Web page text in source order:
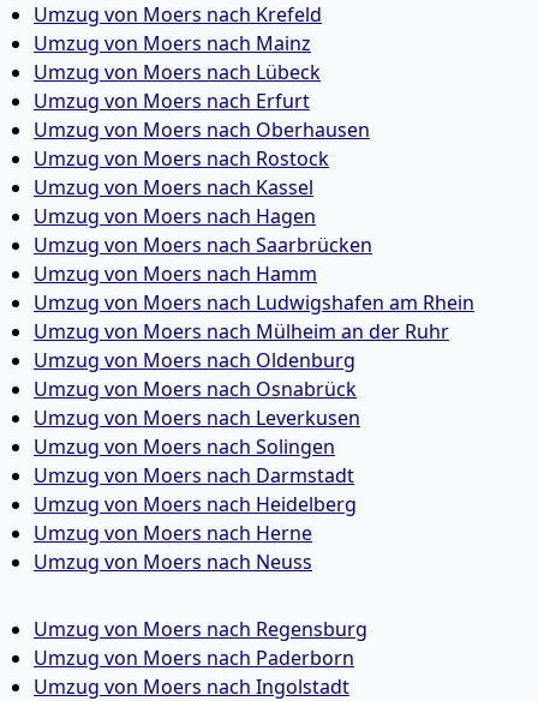
Umzug von Moers nach Krefeld
Umzug von Moers nach Mainz
Umzug von Moers nach Lübeck
Umzug von Moers nach Erfurt
Umzug von Moers nach Oberhausen
Umzug von Moers nach Rostock
Umzug von Moers nach Kassel
Umzug von Moers nach Hagen
Umzug von Moers nach Saarbrücken
Umzug von Moers nach Hamm
Umzug von Moers nach Ludwigshafen am Rhein
Umzug von Moers nach Mülheim an der Ruhr
Umzug von Moers nach Oldenburg
Umzug von Moers nach Osnabrück
Umzug von Moers nach Leverkusen
Umzug von Moers nach Solingen
Umzug von Moers nach Darmstadt
Umzug von Moers nach Heidelberg
Umzug von Moers nach Herne
Umzug von Moers nach Neuss
Umzug von Moers nach Regensburg
Umzug von Moers nach Paderborn
Umzug von Moers nach Ingolstadt